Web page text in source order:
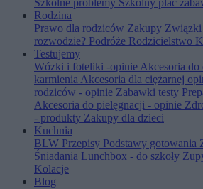
Szkolne problemy Szkolny plac
Rodzina
Prawo dla rodziców Zakupy Związki
rozwodzie? Podróże Rodzicielstwo
Testujemy
Wózki i foteliki -opinieAkcesoria do
karmieniaAkcesoria dla ciężarnej
rodziców - opinie Zabawki testy
Akcesoria do pielęgnacji - opinie
- produkty Zakupy dla dzieci
Kuchnia
BLW Przepisy Podstawy gotowania
Śniadania Lunchbox - do szkoły
Kolacje
Blog